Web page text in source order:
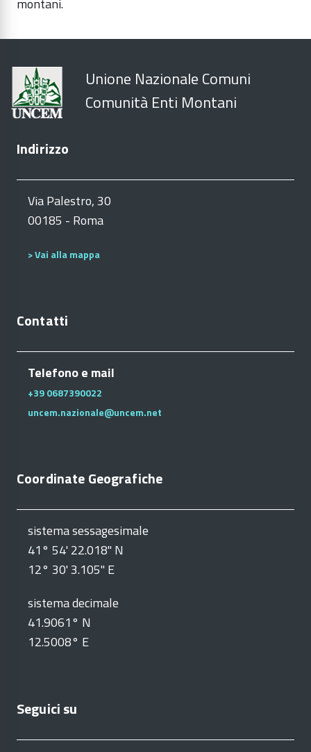
montani.
Unione Nazionale Comuni
Comunità Enti Montani
Indirizzo
Via Palestro, 30
00185 - Roma
> Vai alla mappa
Contatti
Telefono e mail
+39 0687390022
uncem.nazionale@uncem.net
Coordinate Geografiche
sistema sessagesimale
41° 54' 22.018" N
12° 30' 3.105" E
sistema decimale
41.9061° N
12.5008° E
Seguici su